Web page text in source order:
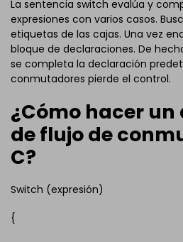
La sentencia switch evalúa y
expresiones con varios casos.
etiquetas de las cajas. Una vez
bloque de declaraciones. De
se completa la declaración
conmutadores pierde el control.
¿Cómo hacer
de flujo de
C?
Switch (expresión)
{